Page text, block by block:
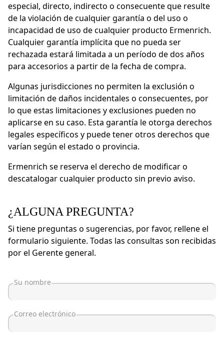
especial, directo, indirecto o consecuente que resulte
de la violación de cualquier garantía o del uso o
incapacidad de uso de cualquier producto Ermenrich.
Cualquier garantía implícita que no pueda ser
rechazada estará limitada a un período de dos años
para accesorios a partir de la fecha de compra.
Algunas jurisdicciones no permiten la exclusión o
limitación de daños incidentales o consecuentes, por
lo que estas limitaciones y exclusiones pueden no
aplicarse en su caso. Esta garantía le otorga derechos
legales específicos y puede tener otros derechos que
varían según el estado o provincia.
Ermenrich se reserva el derecho de modificar o
descatalogar cualquier producto sin previo aviso.
¿ALGUNA PREGUNTA?
Si tiene preguntas o sugerencias, por favor, rellene el
formulario siguiente. Todas las consultas son recibidas
por el Gerente general.